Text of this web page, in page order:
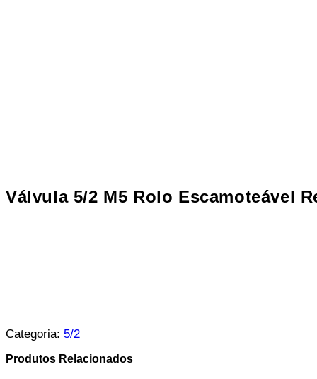
Válvula 5/2 M5 Rolo Escamoteável
Categoria: 5/2
Produtos Relacionados